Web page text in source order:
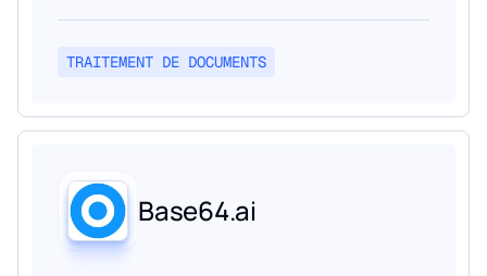
TRAITEMENT DE DOCUMENTS
Base64.ai